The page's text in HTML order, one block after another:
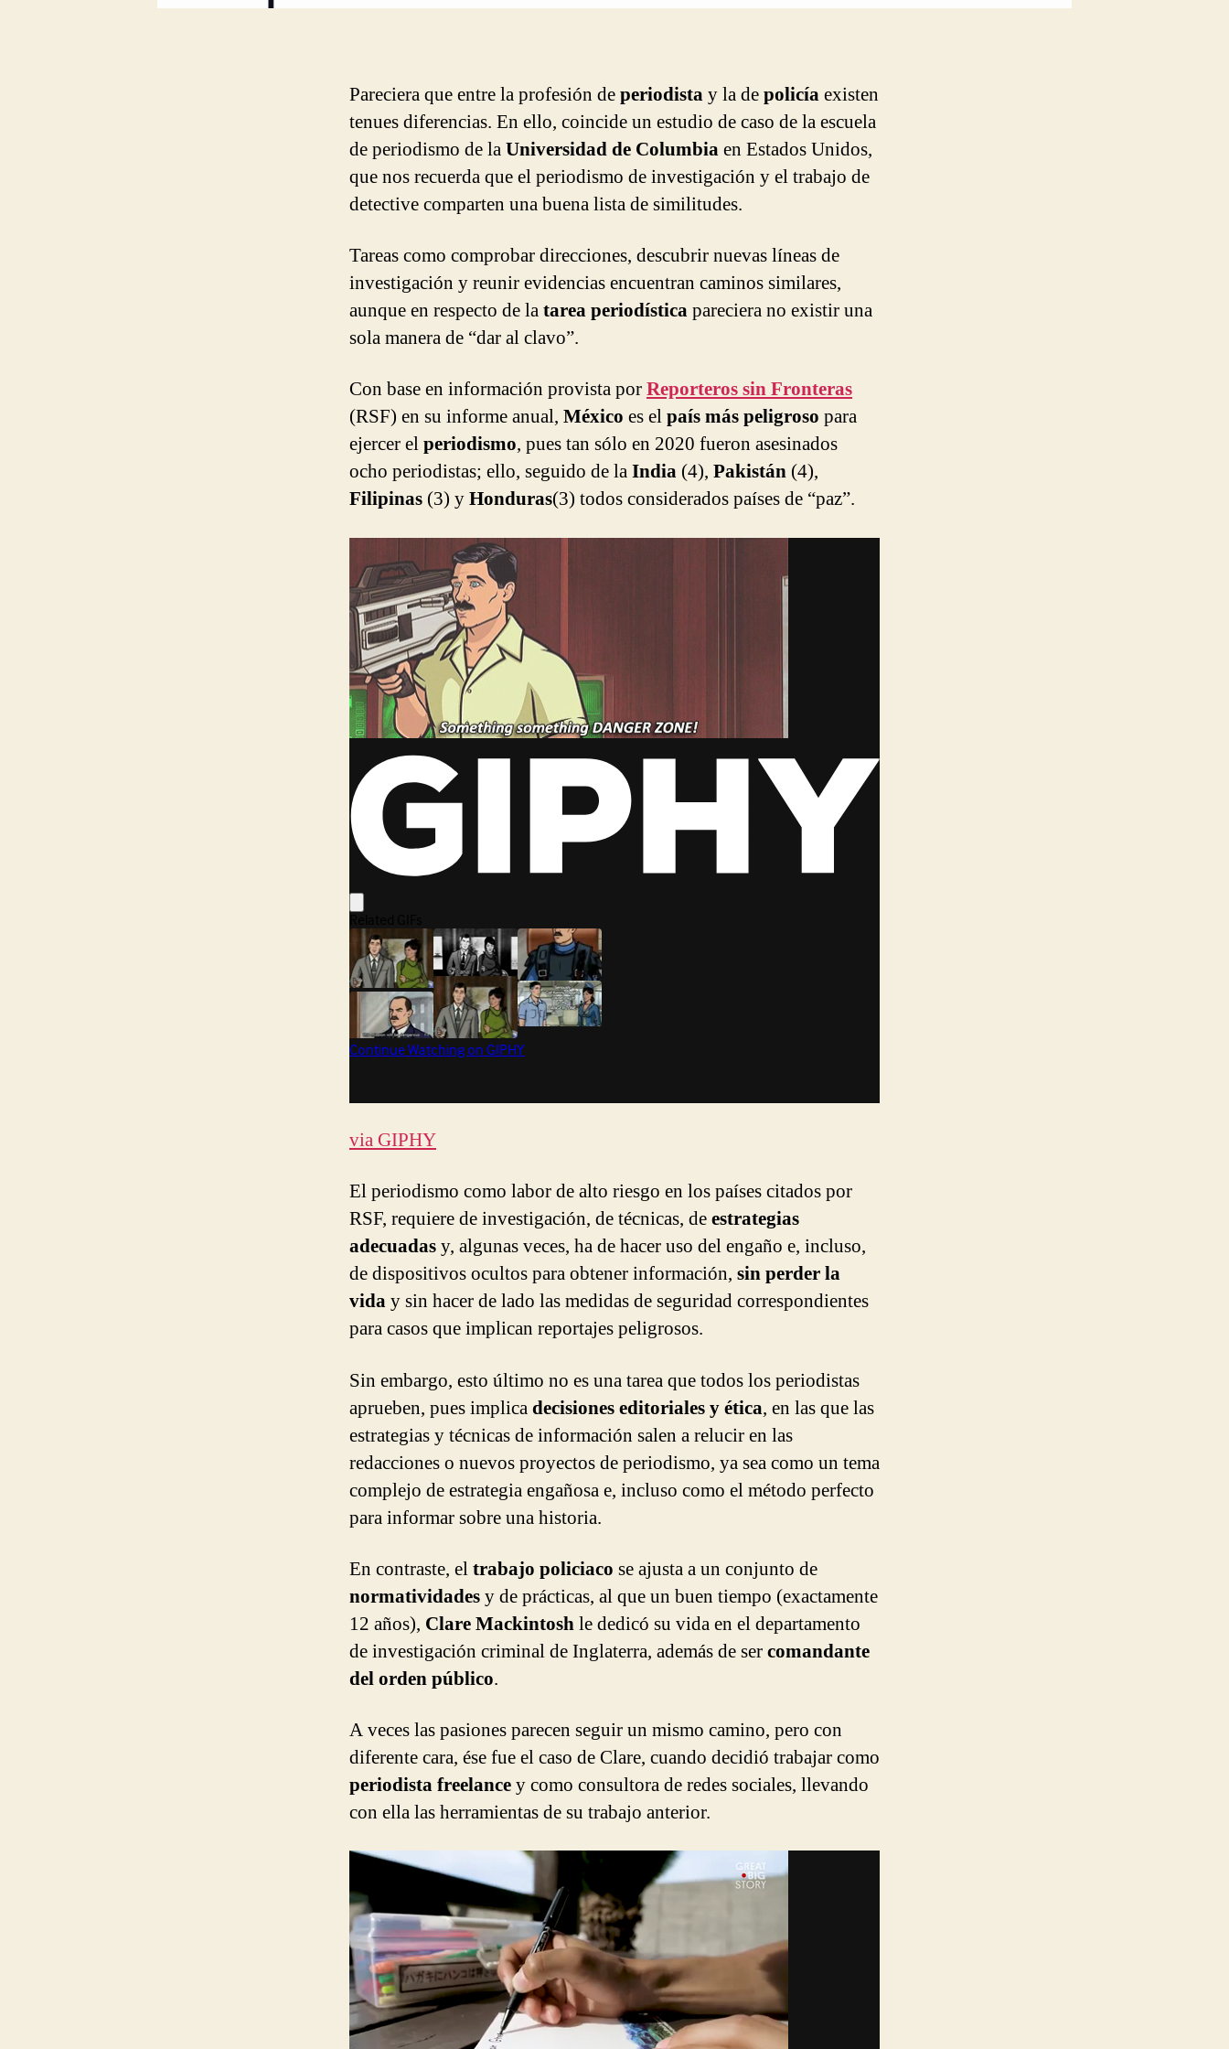
Pareciera que entre la profesión deperiodistay la depolicíaexisten
tenues diferencias. En ello, coincide un estudio de caso de la escuela
de periodismo de laUniversidad de Columbiaen Estados Unidos,
que nos recuerda que el periodismo de investigación y el trabajo de
detective comparten una buena lista de similitudes.
Tareas como comprobar direcciones, descubrir nuevas líneas de
investigación y reunir evidencias encuentran caminos similares,
aunque en respecto de latarea periodísticapareciera no existir una
sola manera de “dar al clavo”.
Con base en información provista porReporteros sin Fronteras
(RSF) en su informe anual, México es elpaís más peligroso para
ejercer elperiodismo, pues tan sólo en 2020 fueron asesinados
ocho periodistas; ello, seguido de laIndia (4), Pakistán (4),
Filipinas (3) yHonduras(3) todos considerados países de “paz”.
via GIPHY
El periodismo como labor de alto riesgo en los países citados por
RSF, requiere de investigación, de técnicas, deestrategias
adecuadasy, algunas veces, ha de hacer uso del engaño e, incluso,
de dispositivos ocultos para obtener información, sin perder la
viday sin hacer de lado las medidas de seguridad correspondientes
para casos que implican reportajes peligrosos.
Sin embargo, esto último no es una tarea que todos los periodistas
aprueben, pues implicadecisiones editoriales y ética, en las que las
estrategias y técnicas de información salen a relucir en las
redacciones o nuevos proyectos de periodismo, ya sea como un tema
complejo de estrategia engañosa e, incluso como el método perfecto
para informar sobre una historia.
En contraste, eltrabajo policiaco se ajusta a un conjunto de
normatividadesy de prácticas, al que un buen tiempo (exactamente
12 años), Clare Mackintoshle dedicó su vida en el departamento
de investigación criminal de Inglaterra, además de sercomandante
del orden público.
A veces las pasiones parecen seguir un mismo camino, pero con
diferente cara, ése fue el caso de Clare, cuando decidió trabajar como
periodista freelancey como consultora de redes sociales, llevando
con ella las herramientas de su trabajo anterior.